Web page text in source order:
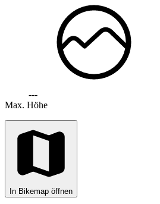
---
Max. Höhe
In Bikemap öffnen